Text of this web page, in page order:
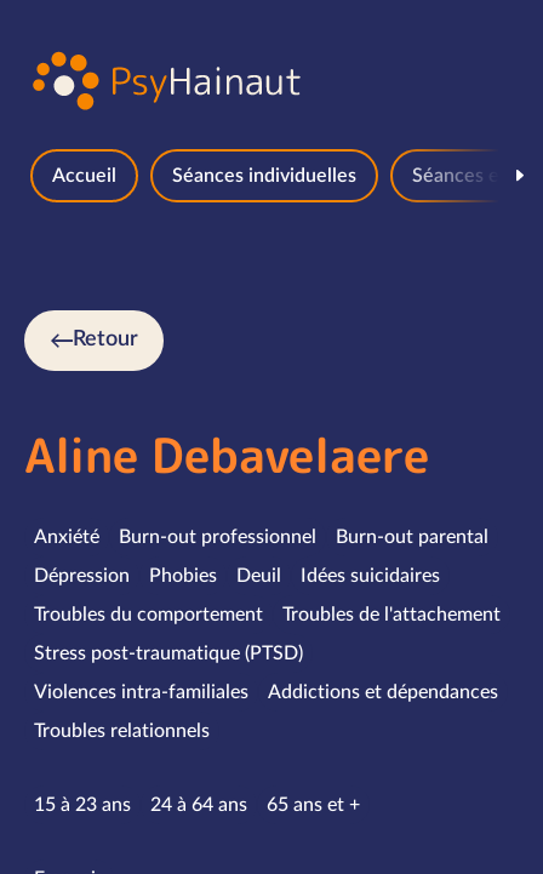
Accueil Séances individuelles Séances en
Retour
Aline Debavelaere
Spécialités
Anxiété Burn-out professionnel
Burn-out parental
Dépression
Phobies Deuil
Idées suicidaires
Troubles du comportement
Troubles de l'attachement
Stress post-traumatique (PTSD)
Violences intra-familiales
Addictions et dépendances
Troubles relationnels
Tranches d’âge
15 à 23 ans 24 à 64 ans 65 ans et +